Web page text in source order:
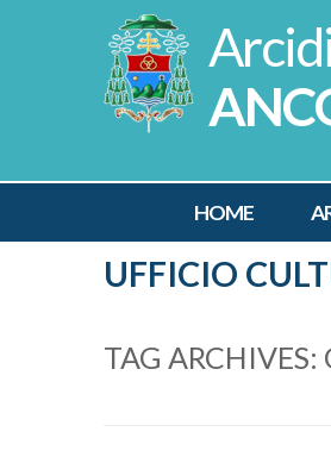
UFFICIO
HOME
TAG ARCHIVES: